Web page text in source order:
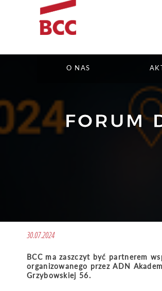
O NAS
FORUM
30.07.2024
BCC ma zaszczyt być partnerem
organizowanego przez ADN
Grzybowskiej 56.